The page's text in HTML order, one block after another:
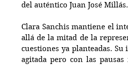
del auténtico Juan José Millás.
Clara Sanchis mantiene el
allá de la mitad de la
cuestiones ya planteadas.
agitada pero con las